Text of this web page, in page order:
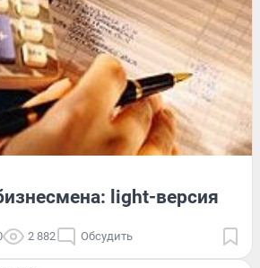
light-версия
2 882 Обсудить